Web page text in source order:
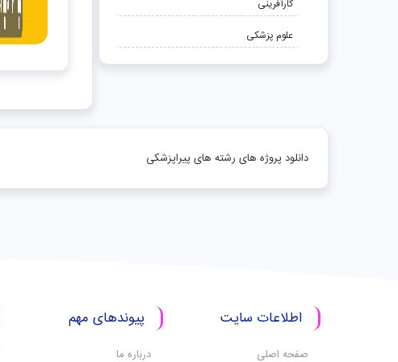
کارآفرینی
علوم پزشکی
دانلود پروژه های رشته های پیراپزشکی
اطلاعات سایت
صفحه اصلی
پیوندهای مهم
درباره ما